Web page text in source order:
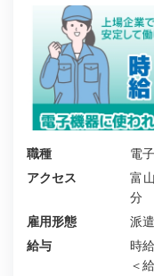
職種
電
アクセス
富
分
雇用形態
派
給与
時
＜